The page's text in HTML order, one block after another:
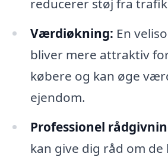
reducerer støj fra
Værdiøkning: En
bliver mere attraktiv
købere og kan øge
ejendom.
Professionel
kan give dig råd om de